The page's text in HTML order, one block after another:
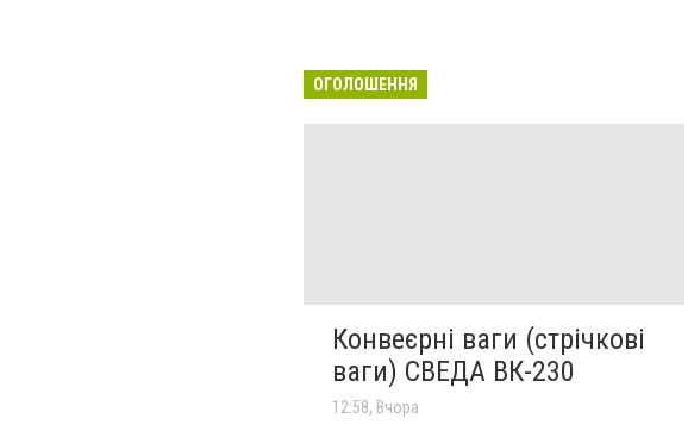
ОГОЛОШЕННЯ
Конвеєрні ваги (стрічкові
ваги) СВЕДА ВК-230
12:58, Вчора